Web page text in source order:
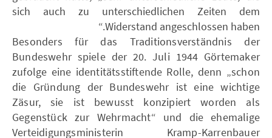
sich auch zu unterschiedlichen Zeiten dem
Widerstand angeschlossen haben.“
Besonders für das Traditionsverständnis der
Bundeswehr spiele der 20. Juli 1944 Görtemaker
zufolge eine identitätsstiftende Rolle, denn „schon
die Gründung der Bundeswehr ist eine wichtige
Zäsur, sie ist bewusst konzipiert worden als
Gegenstück zur Wehrmacht“ und die ehemalige
Verteidigungsministerin Kramp-Karrenbauer